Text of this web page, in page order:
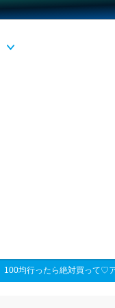
100均行ったら絶対買って♡